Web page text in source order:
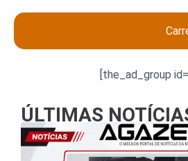
[the_ad_group
ÚLTIMAS